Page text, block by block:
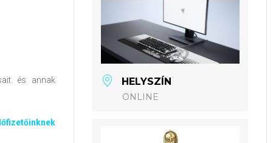
és annak
HELYSZÍN
ONLINE